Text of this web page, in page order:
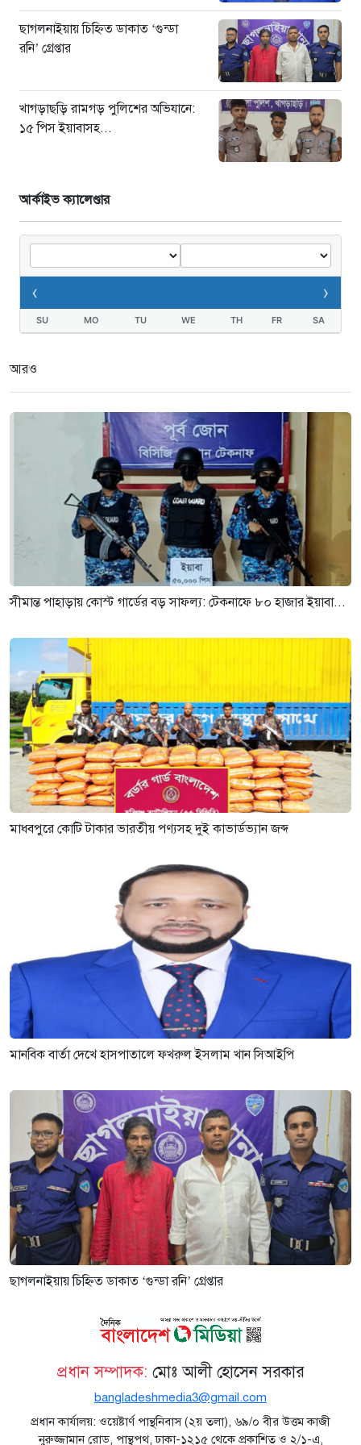
ছাগলনাইয়ায় চিহ্নিত ডাকাত ‘গুন্ডা
রনি’ গ্রেপ্তার
খাগড়াছড়ি রামগড় পুলিশের অভিযানে:
১৫ পিস ইয়াবাসহ...
আর্কাইভ ক্যালেণ্ডার
‹ ›
SU MO TU WE TH FR SA
আরও
সীমান্ত পাহাড়ায় কোস্ট গার্ডের বড় সাফল্য: টেকনাফে ৮০ হাজার ইয়াবা...
মাধবপুরে কোটি টাকার ভারতীয় পণ্যসহ দুই কাভার্ডভ্যান জব্দ
মানবিক বার্তা দেখে হাসপাতালে ফখরুল ইসলাম খান সিআইপি
ছাগলনাইয়ায় চিহ্নিত ডাকাত ‘গুন্ডা রনি’ গ্রেপ্তার
প্রধান সম্পাদক: মোঃ আলী হোসেন সরকার
bangladeshmedia3@gmail.com
প্রধান কার্যালয়: ওয়েষ্টার্ণ পান্থনিবাস (২য় তলা), ৬৯/০ বীর উত্তম কাজী
নুরুজ্জামান রোড, পান্থপথ, ঢাকা-১২১৫ থেকে প্রকাশিত ও ২/১-এ,